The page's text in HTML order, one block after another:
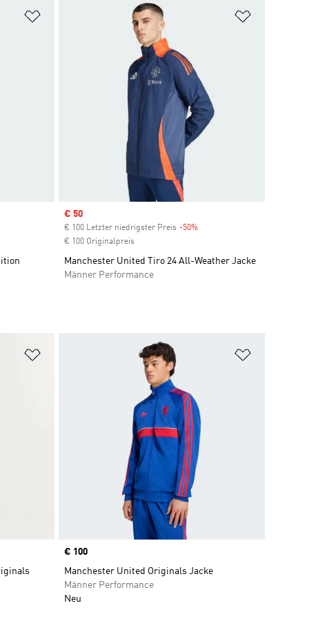
Zur Wunschliste hinzufügen
Sale price
€ 50
€ 100 Letzter niedrigster Preis -50%Discount
€ 100 Originalpreis
Manchester United Tiro 24 All-Weather Jacke
Männer Performance
Zur Wunschliste hinzufügen
Price
€ 100
Manchester United Originals Jacke
Männer Performance
Neu